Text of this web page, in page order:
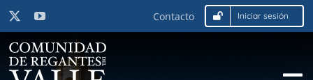
Saltar
Contacto Iniciar sesión